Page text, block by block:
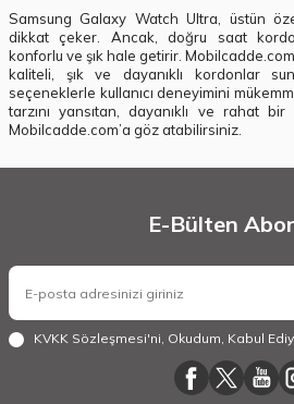
Samsung Galaxy Watch Ultra, üstün
dikkat çeker. Ancak, doğru saat
konforlu ve şık hale getirir.
kaliteli, şık ve dayanıklı kordonlar
seçeneklerle kullanıcı deneyimini
tarzını yansıtan, dayanıklı ve rahat
Mobilcadde.com’a göz atabilirsiniz.
E-Bülten
KVKK Sözleşmesi'ni, Okudum, Kabul